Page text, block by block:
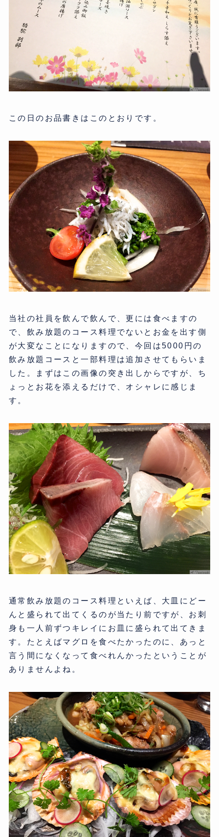
この日のお品書きはこのとおりです。
当社の社員を飲んで飲んで、更には食べますの
で、飲み放題のコース料理でないとお金を出す側
が大変なことになりますので、今回は5000円の
飲み放題コースと一部料理は追加させてもらいま
した。まずはこの画像の突き出しからですが、ち
ょっとお花を添えるだけで、オシャレに感じま
す。
通常飲み放題のコース料理といえば、大皿にどー
んと盛られて出てくるのが当たり前ですが、お刺
身も一人前ずつキレイにお皿に盛られて出てきま
す。たとえばマグロを食べたかったのに、あっと
言う間になくなって食べれんかったということが
ありませんよね。